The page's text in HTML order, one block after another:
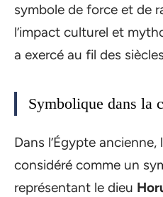
symbole de force et de
l’impact culturel et
a exercé au fil des
Symbolique dans la
Dans l’Égypte
considéré comme un
représentant le dieu